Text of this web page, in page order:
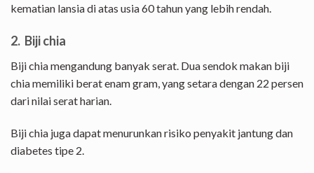
kematian lansia di atas usia 60 tahun yang lebih rendah.
2. Biji chia
Biji chia mengandung banyak serat. Dua sendok makan biji
chia memiliki berat enam gram, yang setara dengan 22 persen
dari nilai serat harian.
Biji chia juga dapat menurunkan risiko penyakit jantung dan
diabetes tipe 2.